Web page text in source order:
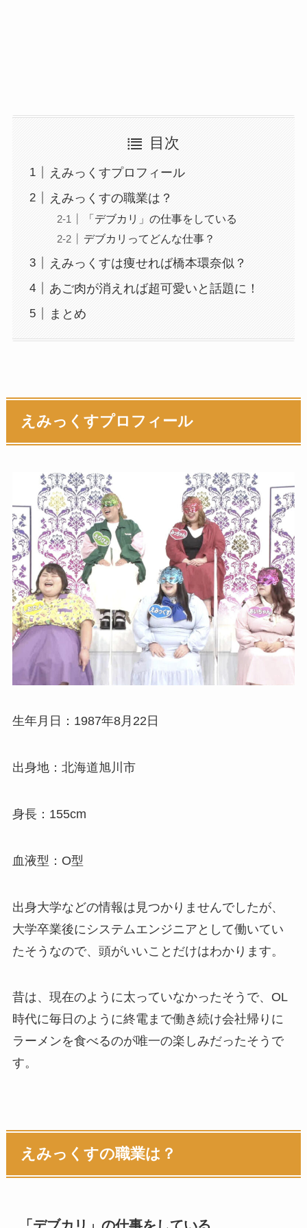
目次
えみっくすプロフィール
えみっくすの職業は？
「デブカリ」の仕事をしている
デブカリってどんな仕事？
えみっくすは痩せれば橋本環奈似？
あご肉が消えれば超可愛いと話題に！
まとめ
えみっくすプロフィール
生年月日：1987年8月22日
出身地：北海道旭川市
身長：155cm
血液型：O型
出身大学などの情報は見つかりませんでしたが、
大学卒業後にシステムエンジニアとして働いてい
たそうなので、頭がいいことだけはわかります。
昔は、現在のように太っていなかったそうで、OL
時代に毎日のように終電まで働き続け会社帰りに
ラーメンを食べるのが唯一の楽しみだったそうで
す。
えみっくすの職業は？